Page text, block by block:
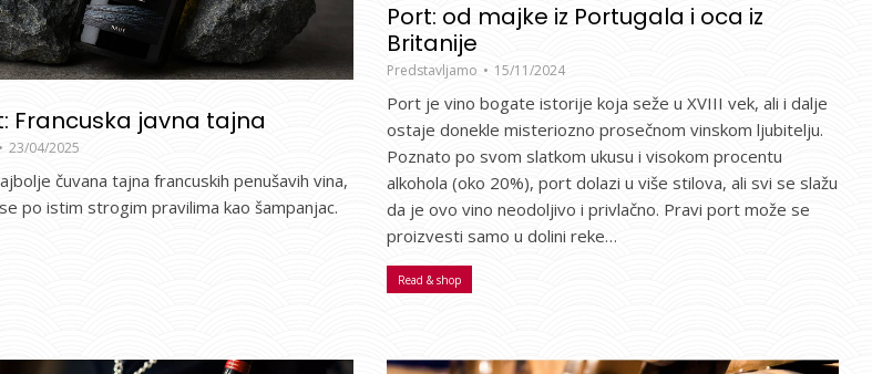
Francuska javna tajna
23/04/2025
čuvana tajna francuskih penušavih vina,
po istim strogim pravilima kao šampanjac.
Port: od majke iz Portugala i oca iz
Britanije
Predstavljamo 15/11/2024
Port je vino bogate istorije koja seže u XVIII vek, ali i dalje
ostaje donekle misteriozno prosečnom vinskom ljubitelju.
Poznato po svom slatkom ukusu i visokom procentu
alkohola (oko 20%), port dolazi u više stilova, ali svi se slažu
da je ovo vino neodoljivo i privlačno. Pravi port može se
proizvesti samo u dolini reke…
Read & shop